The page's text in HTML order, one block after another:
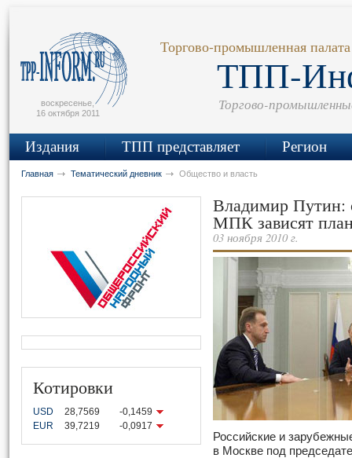
воскресенье,
16 октября 2011
Торгово-промышленная
ТПП-
Торгово-
Издания ТПП представляет Регион
Главная Тематический дневник Общество и власть
Котировки
USD 28,7569
-0,1459
EUR
39,7219 -0,0917
Владимир Путин:
МПК зависят
03 ноября 2010 г.
Российские и
в Москве под